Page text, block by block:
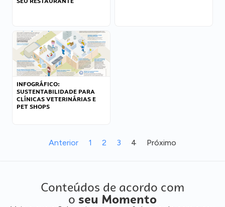
INFOGRÁFICO:
SUSTENTABILIDADE PARA
CLÍNICAS VETERINÁRIAS E
PET SHOPS
Anterior 1 2 3 4 Próximo
Conteúdos de acordo com
o seu Momento